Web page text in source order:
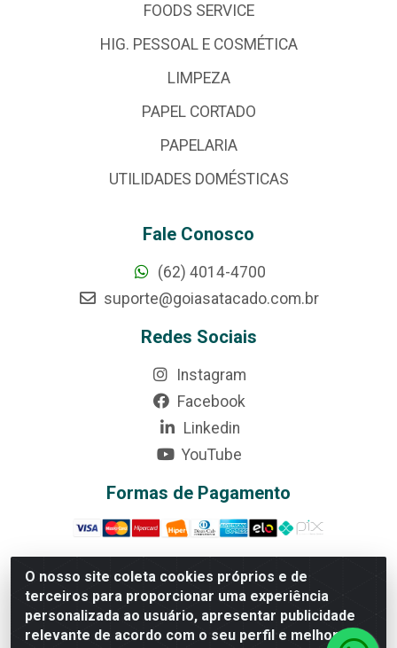
O nosso site coleta cookies próprios e de
terceiros para proporcionar uma experiência
personalizada ao usuário, apresentar publicidade
relevante de acordo com o seu perfil e melhorar a
FOODS SERVICE
HIG. PESSOAL E COSMÉTICA
LIMPEZA
PAPEL CORTADO
PAPELARIA
UTILIDADES DOMÉSTICAS
Fale Conosco
(62) 4014-4700
suporte@goiasatacado.com.br
Redes Sociais
Instagram
Facebook
Linkedin
YouTube
Formas de Pagamento
Rede Brasil - Avenida Universitária, nº 3860, Jardim das
Américas II Etapa - Anápolis/GO - CEP 75070-415 -
CNPJ 07.728.073/0002-24